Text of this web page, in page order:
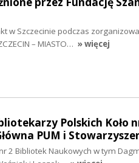
w Szczecinie podczas
– MIASTO… » więcej
Polskich Koło
PUM i
2 Bibliotek Naukowych w tym